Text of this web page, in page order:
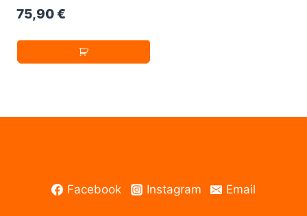
75,90€
Facebook Instagram Email